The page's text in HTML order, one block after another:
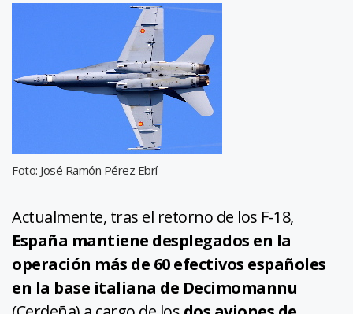
Foto: José Ramón Pérez Ebrí
Actualmente, tras el retorno de los F-18,
España mantiene desplegados en la
operación más de 60 efectivos españoles
en la base italiana de Decimomannu